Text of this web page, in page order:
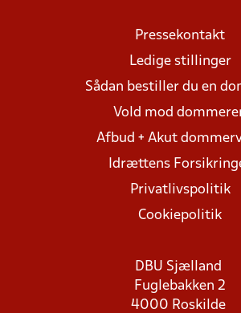
Pressekontakt
Ledige stillinger
Sådan bestiller du en
Vold mod
Afbud + Akut
Idrættens
Privatlivspolitik
Cookiepolitik
DBU Sjælland
Fuglebakken 2
4000 Roskilde